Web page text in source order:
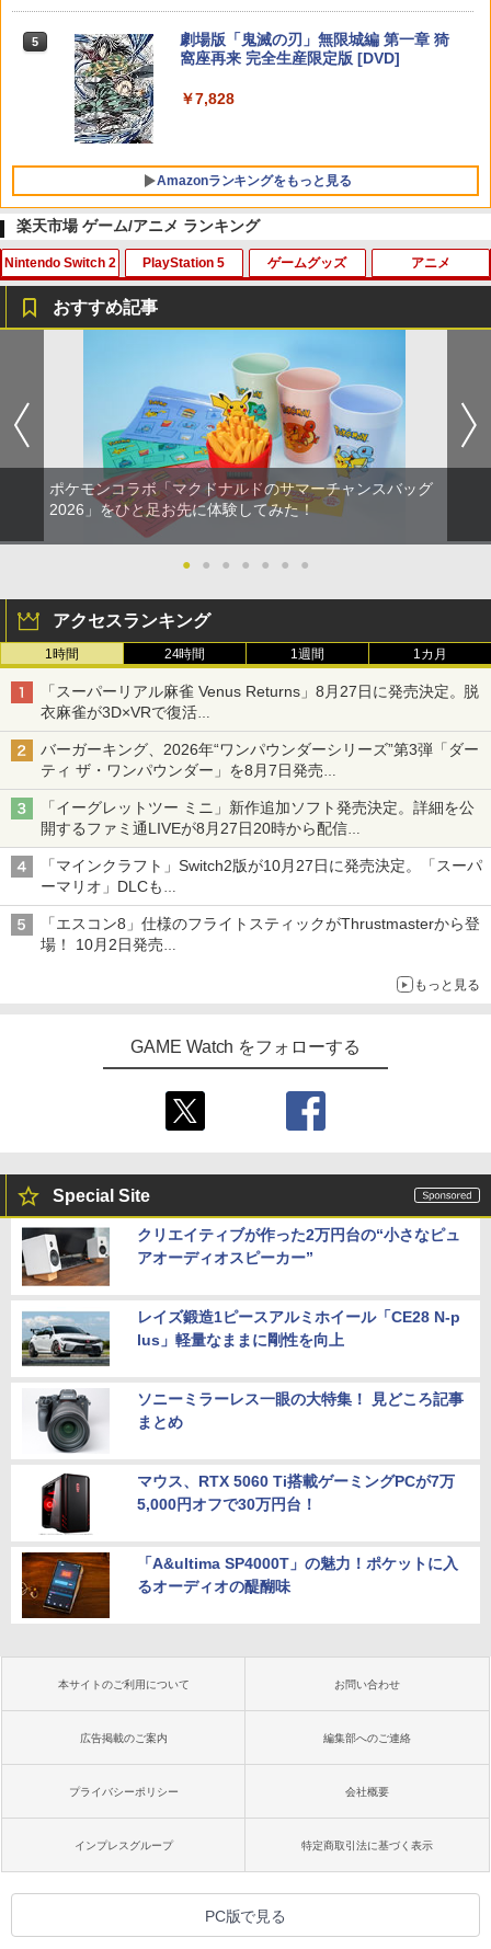
5
ニンテンドープリペイド番号 5000円|オ
ンラインコード版
￥5,000
トローラー(CFI-ZCT2J)
5
【純正品】Xbox ワイヤレス コントロー
ラー (ロボット ホワイト)
5
劇場版「鬼滅の刃」無限城編 第一章 猗
窩座再来 完全生産限定版 [DVD]
￥7,828
Amazonランキングをもっと見る
楽天市場 ゲーム/アニメ ランキング
Nintendo Switch 2
eFootball(TM) Kick-Off! 【Switch2】
RL205-J1
￥3,600
アンサー Switch2/PC用 miniコントロ
ーラー ブラック [ANS-SW200BK]
￥4,370
3
ドラゴンクエストXI 過ぎ去りし時を求
￥4,930
4
ホリ Switch2 星のカービィ ぬいポーチ f
or Nintendo Switch 2 カービィ
￥4,980
5
スクウェア・エニックス 【Switch2】FI
BMTA NSW2 ファイナルファンタジ-7 リ
PlayStation 5
PS5 スティックカバー コントローラー
交換用 スティックキャップ PS4 コント
ローラー / PS5 コントローラー / PS5 コ
ントローラー Edge ハンドル 交換用 周
辺機器 ホコリ防止 全面保護 快適なグリ
ップ 取付簡単 DualSense DualShock4
対応 ブラック 2個入
￥630
￥4,961
3
【8/11まで！抽選で最大全額ポイントバ
ック】 【日本語説明書付き】 Brook Wi
ngman NS ウィングマン NS Lite コンバ
ーター コントローラー 変換アダプター
PS5 XBOX Elite コントローラー用 Swit
ch PC X-input 対応 正規輸入品
￥4,980
【店内全品P10倍 8/4〜要エントリー】
【中古】[PS5] 亰都ザナドゥ -桜花幻舞-
ゲームグッズ
【中古】アサシン クリード4 ブラック フ
ラッグ - PS3
￥300
【中古】PS2 ソウルキャリバーII
￥440
3 【中古】鬼滅の刃 ヒノカミ血風譚 - PS4
￥769
NewスーパーマリオブラザーズWii ノコ
ノコエアホッケー
￥1,254
ぶ ぬいぐるみマスコット 07.魅力 ラ
アニメ
【中古】【Blu−ray】僕のヒーローアカ
デミア Vol．3 / 長崎健司【監督】
￥430
【バーゲンセール】【中古】Blu-ray▼
スター・ウォーズ クローン・ウォーズ
ブルーレイディスク レンタル落ち
3
【送料無料】劇場版「鬼滅の刃」無限城
編 第一章 猗窩座再来(通常版)【Blu-ra
y】/アニメーション[Blu-ray]【返品種別
A】
￥4,400
【送料無料】私がビーバーになる時 ブル
ーレイ+DVDセット/アニメーション[Blu-
ray]【返品種別A】
￥4,635
イノセンス【4K ULTRA HD】 [ 士郎正
￥6,791
おすすめ記事
ポケモンコラボ「マクドナルドのサマーチャンスバッグ
2026」をひと足お先に体験してみた！
● ● ● ● ● ● ●
アクセスランキング
1時間 24時間 1週間 1カ月
「スーパーリアル麻雀 Venus Returns」8月27日に発売決定。脱
衣麻雀が3D×VRで復活
発売から2週間は20%オフになるセールが実施
バーガーキング、2026年“ワンパウンダーシリーズ”第3弾「ダー
ティ ザ・ワンパウンダー」を8月7日発売
「特製ガーリックマヨソース」を使用した超大型チーズバーガー
「イーグレットツー ミニ」新作追加ソフト発売決定。詳細を公
開するファミ通LIVEが8月27日20時から配信
シリーズ累計100タイトルへ
「マインクラフト」Switch2版が10月27日に発売決定。「スーパ
ーマリオ」DLCも
Switch版からのアップグレードも可能に
「エスコン8」仕様のフライトスティックがThrustmasterから登
場！ 10月2日発売
もっと見る
GAME Watch をフォローする
Special Site
クリエイティブが作った2万円台の“小さなピュ
アオーディオスピーカー”
レイズ鍛造1ピースアルミホイール「CE28 N-p
lus」軽量なままに剛性を向上
ソニーミラーレス一眼の大特集！ 見どころ記事
まとめ
マウス、RTX 5060 Ti搭載ゲーミングPCが7万
5,000円オフで30万円台！
「A&ultima SP4000T」の魅力！ポケットに入
るオーディオの醍醐味
本サイトのご利用について お問い合わせ
広告掲載のご案内 編集部へのご連絡
プライバシーポリシー 会社概要
インプレスグループ 特定商取引法に基づく表示
PC版で見る